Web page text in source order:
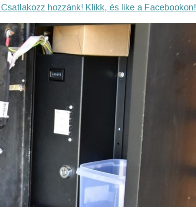
hozzánk! Klikk, és like a Facebookon!